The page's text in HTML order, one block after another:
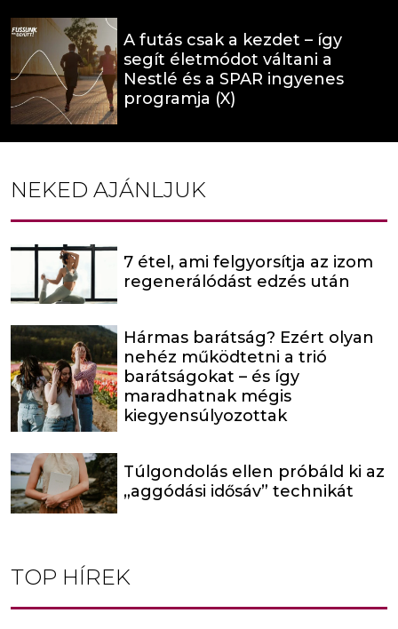
A futás csak a kezdet – így
segít életmódot váltani a
Nestlé és a SPAR ingyenes
programja (X)
NEKED AJÁNLJUK
7 étel, ami felgyorsítja az izom
regenerálódást edzés után
Hármas barátság? Ezért olyan
nehéz működtetni a trió
barátságokat – és így
maradhatnak mégis
kiegyensúlyozottak
Túlgondolás ellen próbáld ki az
„aggódási idősáv” technikát
TOP HÍREK